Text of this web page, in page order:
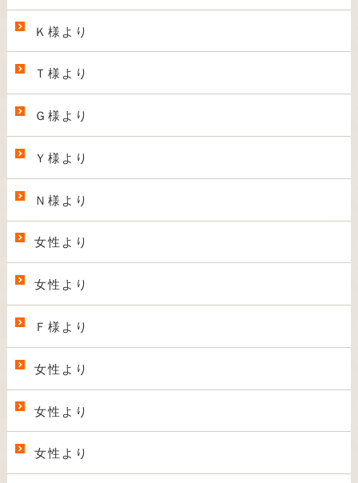
Ｋ様より
Ｔ様より
Ｇ様より
Ｙ様より
Ｎ様より
女性より
女性より
Ｆ様より
女性より
女性より
女性より